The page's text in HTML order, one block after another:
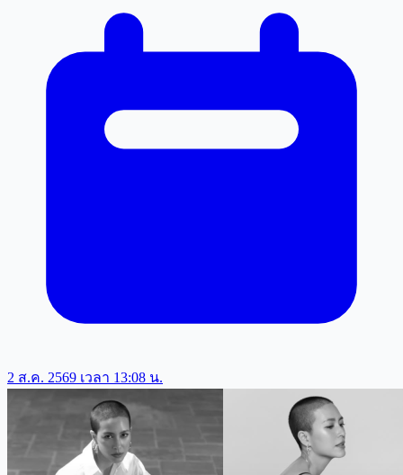
2 ส.ค. 2569 เวลา 13:08 น.